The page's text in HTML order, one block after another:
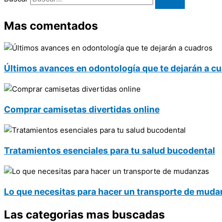
Mas comentados
Últimos avances en odontología que te dejarán a
Comprar camisetas divertidas online
Tratamientos esenciales para tu salud bucodental
Lo que necesitas para hacer un transporte de
Las categorias mas buscadas